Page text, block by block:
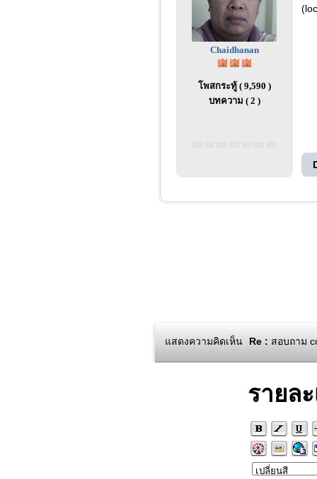
Chaidhanan
โพสกระทู้ ( 9,590 )
บทความ ( 2 )
แสดงความคิดเห็น Re : สอบถาม
รายล